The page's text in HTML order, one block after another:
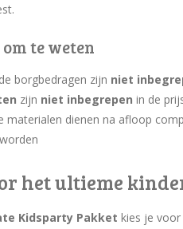
te weten
borgbedragen zijn niet
zijn niet inbegrepen in de
materialen dienen na afloop
het ultieme
Kidsparty Pakket kies je voor